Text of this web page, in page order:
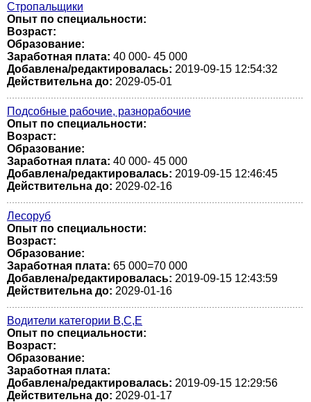
Стропальщики
Опыт по специальности:
Возраст:
Образование:
Заработная плата: 40 000- 45 000
Добавлена/редактировалась: 2019-09-15 12:54:32
Действительна до: 2029-05-01
Подсобные рабочие, разнорабочие
Опыт по специальности:
Возраст:
Образование:
Заработная плата: 40 000- 45 000
Добавлена/редактировалась: 2019-09-15 12:46:45
Действительна до: 2029-02-16
Лесоруб
Опыт по специальности:
Возраст:
Образование:
Заработная плата: 65 000=70 000
Добавлена/редактировалась: 2019-09-15 12:43:59
Действительна до: 2029-01-16
Водители категории В,С,Е
Опыт по специальности:
Возраст:
Образование:
Заработная плата:
Добавлена/редактировалась: 2019-09-15 12:29:56
Действительна до: 2029-01-17